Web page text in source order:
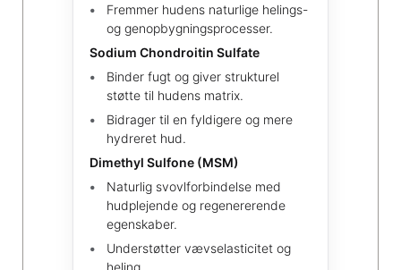
Fremmer hudens naturlige helings-
og genopbygningsprocesser.
Sodium Chondroitin Sulfate
Binder fugt og giver strukturel
støtte til hudens matrix.
Bidrager til en fyldigere og mere
hydreret hud.
Dimethyl Sulfone (MSM)
Naturlig svovlforbindelse med
hudplejende og regenererende
egenskaber.
Understøtter vævselasticitet og
heling.